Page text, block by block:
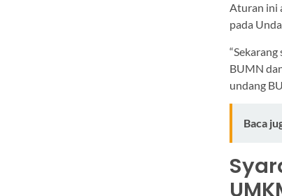
Aturan ini
pada
BUMN
undang
Baca